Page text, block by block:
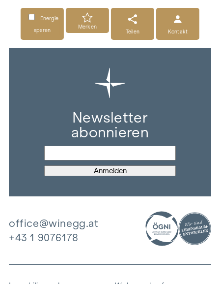
Energie
sparen
Merken
Teilen
Kontakt
Newsletter
abonnieren
office@winegg.at
+43 1 9076178